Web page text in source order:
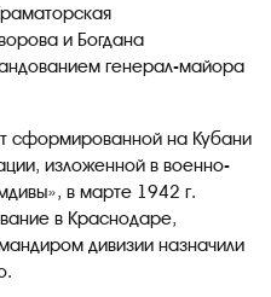
и Богдана
генерал-майора
сформированной на Кубани
изложенной в военно-
в марте 1942 г.
в Краснодаре,
дивизии назначили